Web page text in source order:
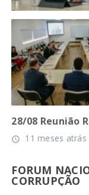
28/08 Reunião
access_time 11 meses atrás
FORUM
CORRUPÇÃO